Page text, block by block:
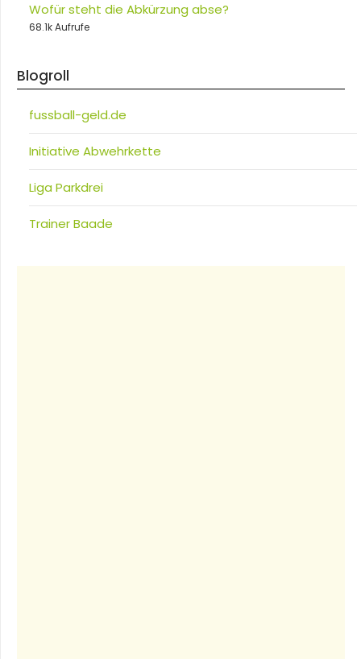
Wofür steht die Abkürzung abse?
68.1k Aufrufe
Blogroll
fussball-geld.de
Initiative Abwehrkette
Liga Parkdrei
Trainer Baade